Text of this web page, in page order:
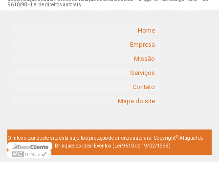
9610/98 - Lei de direitos autorais.
Home
Empresa
Missão
Serviços
Contato
Mapa do site
O inteiro teor deste site está sujeito à proteção de direitos autorais. Copyright© Aluguel de
Brinquedos Ideal Eventos (Lei 9610 de 19/02/1998)